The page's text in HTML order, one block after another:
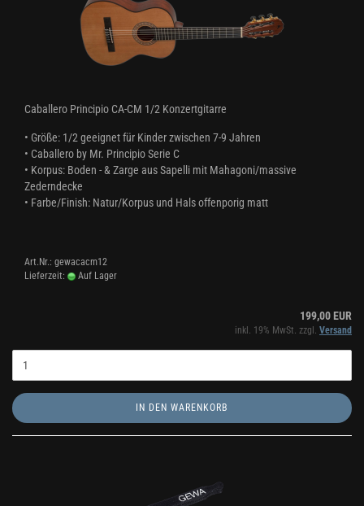
Caballero Principio CA-CM 1/2 Konzertgitarre
• Größe: 1/2 geeignet für Kinder zwischen 7-9 Jahren
• Caballero by Mr. Principio Serie C
• Korpus: Boden - & Zarge aus Sapelli mit Mahagoni/massive
Zederndecke
• Farbe/Finish: Natur/Korpus und Hals offenporig matt
Art.Nr.: gewacacm12
Lieferzeit:
Auf Lager
199,00 EUR
inkl. 19% MwSt. zzgl. Versand
IN DEN WARENKORB